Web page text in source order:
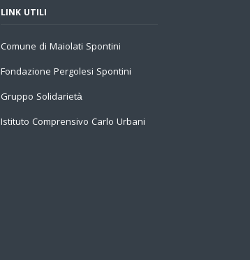
LINK UTILI
Comune di Maiolati Spontini
Fondazione Pergolesi Spontini
Gruppo Solidarietà
Istituto Comprensivo Carlo Urbani